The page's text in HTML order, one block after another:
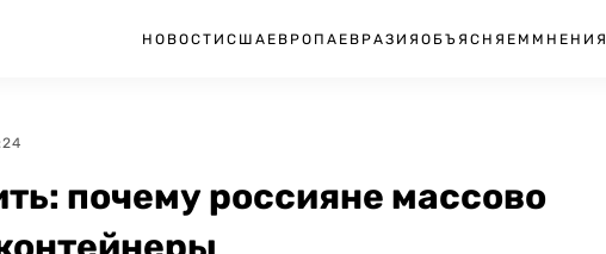
НОВОСТИ США ЕВРОПА ЕВРАЗИЯ ОБЪЯСНЯЕМ МНЕНИЯ
почему россияне массово